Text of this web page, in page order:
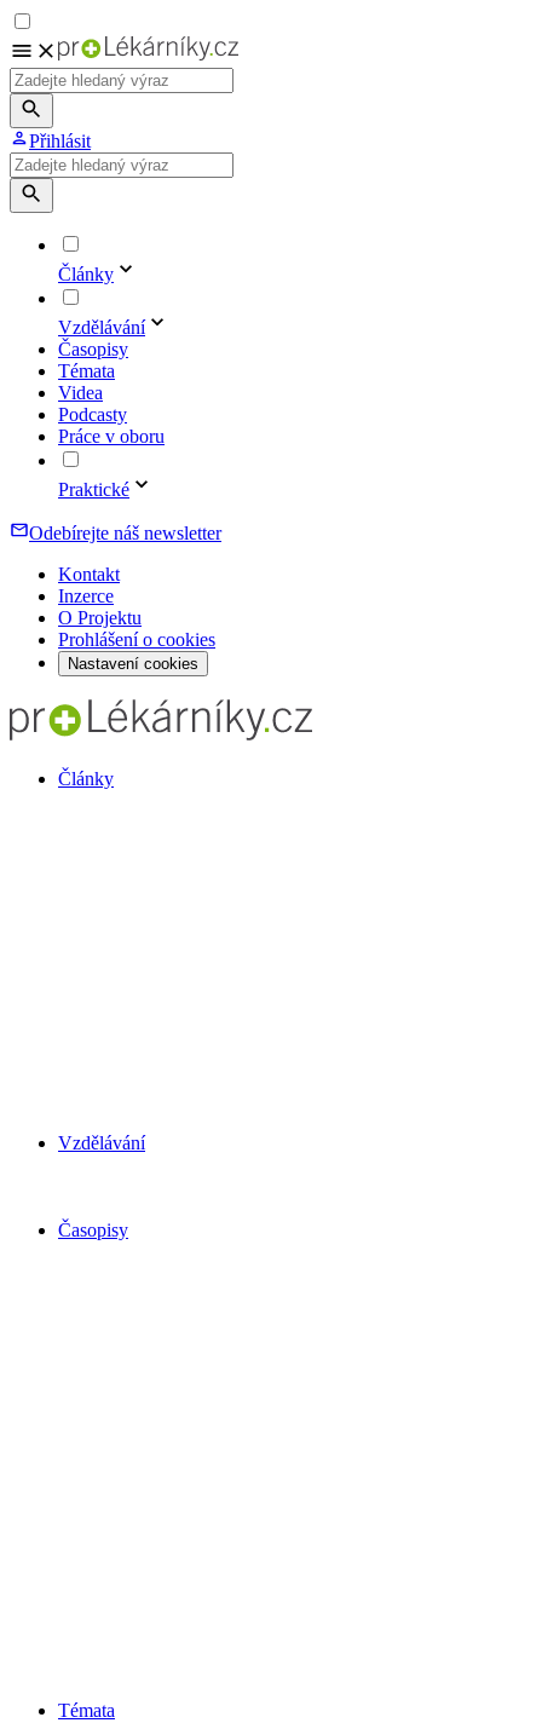
Přihlásit
Články
Vzdělávání
Časopisy
Témata
Videa
Podcasty
Práce v oboru
Praktické
Odebírejte náš newsletter
Kontakt
Inzerce
O Projektu
Prohlášení o cookies
Nastavení cookies
Články
Vzdělávání
Časopisy
Témata